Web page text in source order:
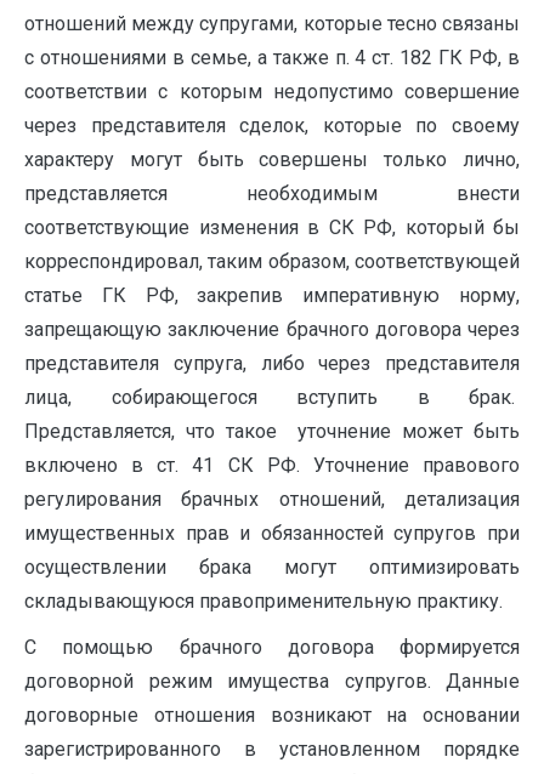
отношений между супругами, которые тесно связаны
с отношениями в семье, а также п. 4 ст. 182 ГК РФ, в
соответствии с которым недопустимо совершение
через представителя сделок, которые по своему
характеру могут быть совершены только лично,
представляется необходимым внести
соответствующие изменения в СК РФ, который бы
корреспондировал, таким образом, соответствующей
статье ГК РФ, закрепив императивную норму,
запрещающую заключение брачного договора через
представителя супруга, либо через представителя
лица, собирающегося вступить в брак.
Представляется, что такое уточнение может быть
включено в ст. 41 СК РФ. Уточнение правового
регулирования брачных отношений, детализация
имущественных прав и обязанностей супругов при
осуществлении брака могут оптимизировать
складывающуюся правоприменительную практику.
С помощью брачного договора формируется
договорной режим имущества супругов. Данные
договорные отношения возникают на основании
зарегистрированного в установленном порядке